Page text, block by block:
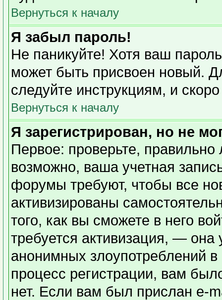
Вернуться к началу
Я забыл пароль!
Не паникуйте! Хотя ваш
может быть присвоен новый.
следуйте инструкциям, и
Вернуться к началу
Я зарегистрирован, но не
Первое: проверьте,
возможно, ваша учетная
форумы требуют, чтобы все
активизированы
того, как вы сможете в него
требуется активизация, —
анонимных злоупотреблений
процесс регистрации, вам
нет. Если вам был прислан e-